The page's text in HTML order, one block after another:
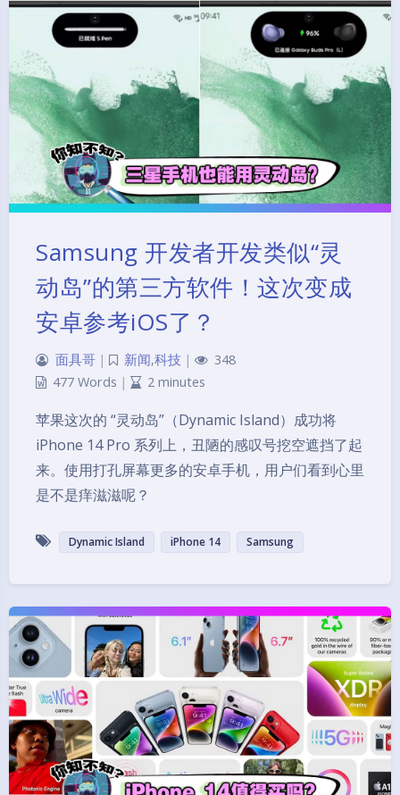
Samsung 开发者开发类似“灵
动岛”的第三方软件！这次变成
安卓参考iOS了？
面具哥 | 新闻,科技 |
348
477 Words | 2 minutes
苹果这次的 “灵动岛”（Dynamic Island）成功将
iPhone 14 Pro 系列上，丑陋的感叹号挖空遮挡了起
来。使用打孔屏幕更多的安卓手机，用户们看到心里
是不是痒滋滋呢？
Dynamic Island iPhone 14 Samsung